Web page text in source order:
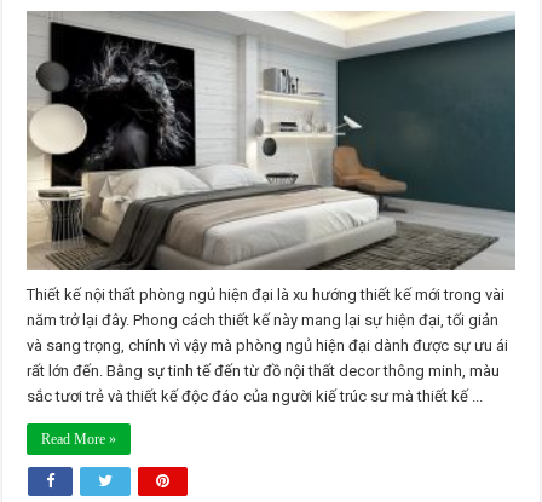
HƯỚNG
THIẾT
KẾ
Thiết kế nội thất phòng ngủ hiện đại là xu hướng thiết kế mới trong vài
năm trở lại đây. Phong cách thiết kế này mang lại sự hiện đại, tối giản
và sang trọng, chính vì vậy mà phòng ngủ hiện đại dành được sự ưu ái
rất lớn đến. Bằng sự tinh tế đến từ đồ nội thất decor thông minh, màu
sắc tươi trẻ và thiết kế độc đáo của người kiế trúc sư mà thiết kế ...
Read More »